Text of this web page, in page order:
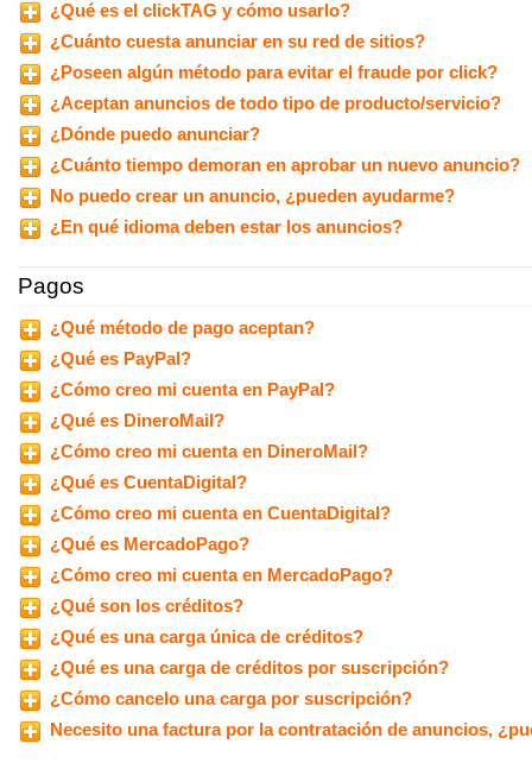
¿Qué es el clickTAG y cómo usarlo?
¿Cuánto cuesta anunciar en su red de sitios?
¿Poseen algún método para evitar el fraude por click?
¿Aceptan anuncios de todo tipo de producto/servicio?
¿Dónde puedo anunciar?
¿Cuánto tiempo demoran en aprobar un nuevo anuncio?
No puedo crear un anuncio, ¿pueden ayudarme?
¿En qué idioma deben estar los anuncios?
Pagos
¿Qué método de pago aceptan?
¿Qué es PayPal?
¿Cómo creo mi cuenta en PayPal?
¿Qué es DineroMail?
¿Cómo creo mi cuenta en DineroMail?
¿Qué es CuentaDigital?
¿Cómo creo mi cuenta en CuentaDigital?
¿Qué es MercadoPago?
¿Cómo creo mi cuenta en MercadoPago?
¿Qué son los créditos?
¿Qué es una carga única de créditos?
¿Qué es una carga de créditos por suscripción?
¿Cómo cancelo una carga por suscripción?
Necesito una factura por la contratación de anuncios,